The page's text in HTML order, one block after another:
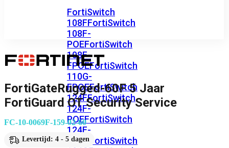
FortiSwitch
108FFortiSwitch
108F-
POEFortiSwitch
108F-
FPOEFortiSwitch
110G-
FPOEFortiSwitch
124FFortiSwitch
124F-
POEFortiSwitch
124F-
FPOE FortiSwitch
FortiGateRugged-60F 5 Jaar
FortiGuard OT Security Service
FC-10-0069F-159-02-60
Levertijd: 4 - 5 dagen